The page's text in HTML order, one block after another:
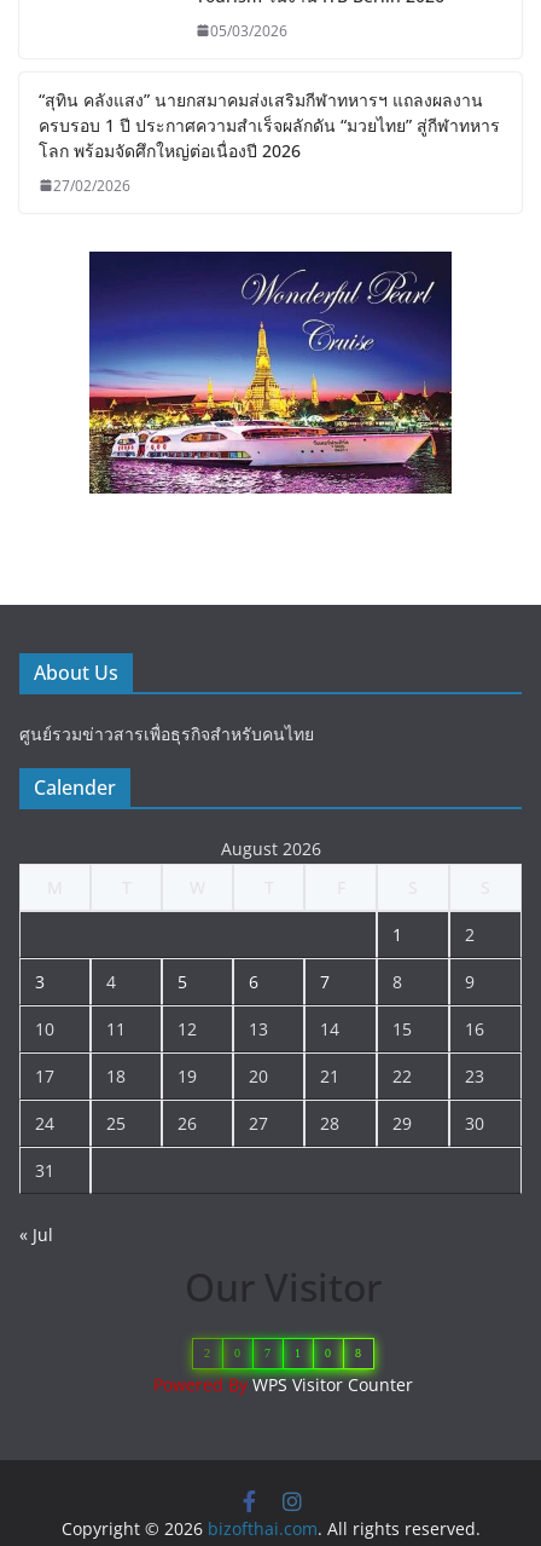
05/03/2026
“สุทิน คลังแสง” นายกสมาคมส่งเสริมกีฬาทหารฯ แถลงผลงาน
ครบรอบ 1 ปี ประกาศความสำเร็จผลักดัน “มวยไทย” สู่กีฬาทหาร
โลก พร้อมจัดศึกใหญ่ต่อเนื่องปี 2026
27/02/2026
About Us
ศูนย์รวมข่าวสารเพื่อธุรกิจสำหรับคนไทย
Calender
August 2026
1 2
3 4 5 6 7 8 9
10 11 12 13 14 15 16
17 18 19 20 21 22 23
24 25 26 27 28 29 30
31
« Jul
Our Visitor
2 0 7 1 0 8
Powered ByWPS Visitor Counter
Copyright © 2026 bizofthai.com. All rights reserved.